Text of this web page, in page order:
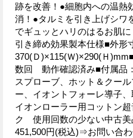
跡を改善！●細胞内への温熱
消！●タルミを引き上げシワ
でギュッとハリのはるお肌
引き締め効果製本仕様■外形
370(Ｄ)×115(Ｗ)×290(Ｈ
数回 動作確認済み■付属品
スプローブ、ホット＆
ー、イオントフォーレ導子
イオンローラー用コットン
ク 使用回数の少ない中古
451,500円(税込)⇒お問い合